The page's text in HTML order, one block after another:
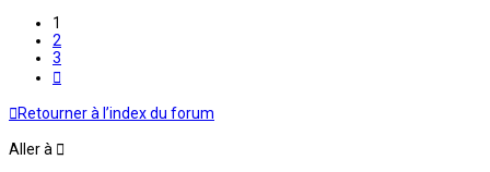
1
2
3
Retourner à l’index du forum
Aller à